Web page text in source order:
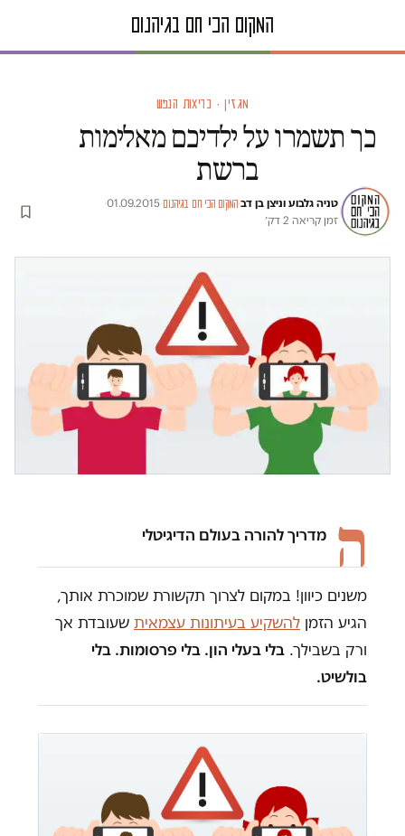
מגזין · בריאות הנפש
כך תשמרו על ילדיכם מאלימות
ברשת
טניה גלבוע וניצן בן דב·המקום הכי חם בגיהנום·
01.09.2015
·
זמן קריאה 2 דק׳
ה מדריך להורה בעולם הדיגיטלי
משנים כיוון! במקום לצרוך תקשורת שמוכרת אותך,
הגיע הזמן להשקיע בעיתונות עצמאית שעובדת אך
ורק בשבילך. בלי בעלי הון. בלי פרסומות. בלי
בולשיט.